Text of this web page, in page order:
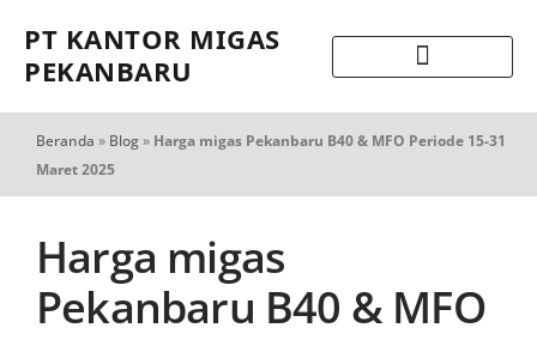
PT KANTOR MIGAS
PEKANBARU
Beranda » Blog» Harga migas Pekanbaru B40 & MFO Periode 15-31
Maret 2025
Harga migas
Pekanbaru B40 & MFO